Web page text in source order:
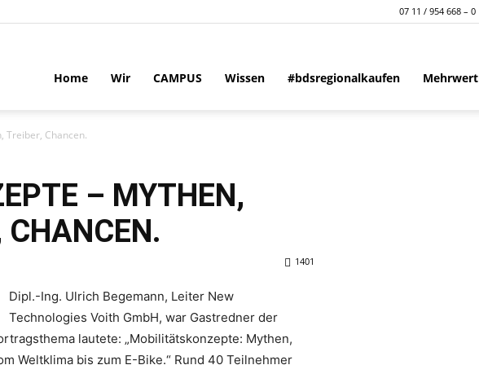
07 11 / 954 668 – 0
Home Wir CAMPUS Wissen #bdsregionalkaufen Mehrwert
Treiber, Chancen.
– MYTHEN,
CHANCEN.
1401
Dipl.-Ing. Ulrich Begemann, Leiter New
Technologies Voith GmbH, war Gastredner der
lautete: „Mobilitätskonzepte: Mythen,
Weltklima bis zum E-Bike.“ Rund 40 Teilnehmer